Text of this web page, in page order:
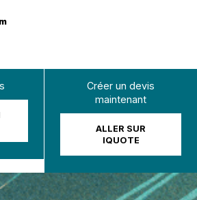
Créer un devis
maintenant
ALLER SUR
IQUOTE